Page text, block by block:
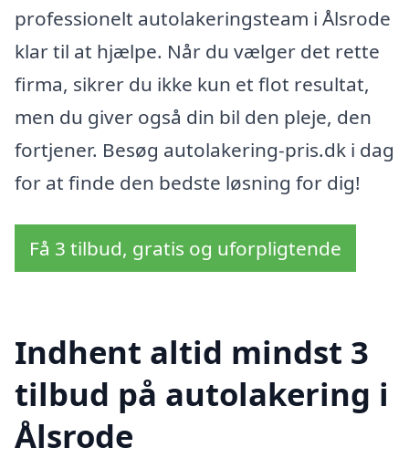
professionelt autolakeringsteam i Ålsrode
klar til at hjælpe. Når du vælger det rette
firma, sikrer du ikke kun et flot resultat,
men du giver også din bil den pleje, den
fortjener. Besøg autolakering-pris.dk i dag
for at finde den bedste løsning for dig!
Få 3 tilbud, gratis og uforpligtende
Indhent altid mindst 3
tilbud på autolakering i
Ålsrode